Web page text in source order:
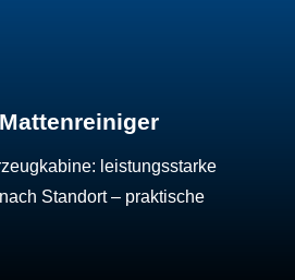
leistungsstarke
Standort – praktische